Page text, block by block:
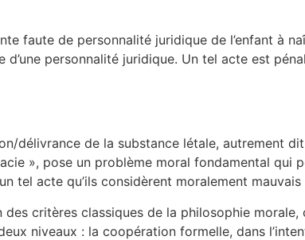
faute de personnalité juridique de l’enfant à
d’une personnalité juridique. Un tel acte est
délivrance de la substance létale, autrement
», pose un problème moral fondamental qui
tel acte qu’ils considèrent moralement mauvais
critères classiques de la philosophie morale,
niveaux : la coopération formelle, dans